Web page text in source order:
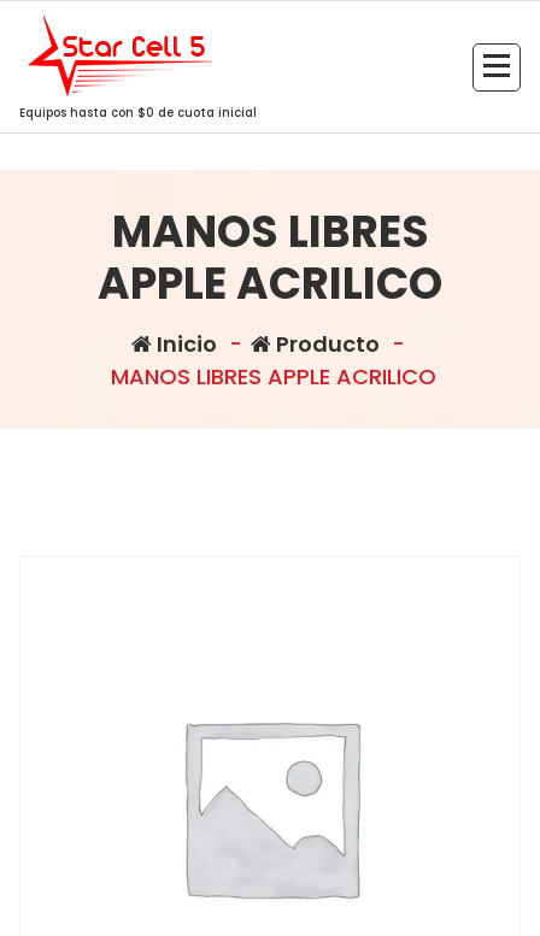
Saltar
contenido
Equipos hasta con $0 de cuota inicial
MANOS LIBRES
APPLE ACRILICO
Inicio - Producto -
MANOS LIBRES APPLE ACRILICO